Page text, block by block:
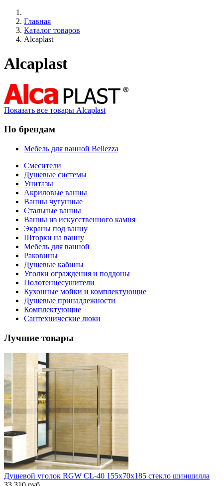
Главная
Каталог товаров
Alcaplast
Alcaplast
Показать все товары Alcaplast
По брендам
Мебель для ванной Bellezza
Смесители
Душевые системы
Унитазы
Акриловые ванны
Ванны чугунные
Стальные ванны
Ванны из искусственного камня
Экраны под ванну
Шторки на ванну
Мебель для ванной
Раковины
Душевые кабины
Уголки ограждения и поддоны
Полотенцесушители
Кухонные мойки и комплектующие
Душевые принадлежности
Комплектующие
Сантехнические люки
Лучшие товары
Душевой уголок RGW CL-40 155х70х185 стекло шиншилла